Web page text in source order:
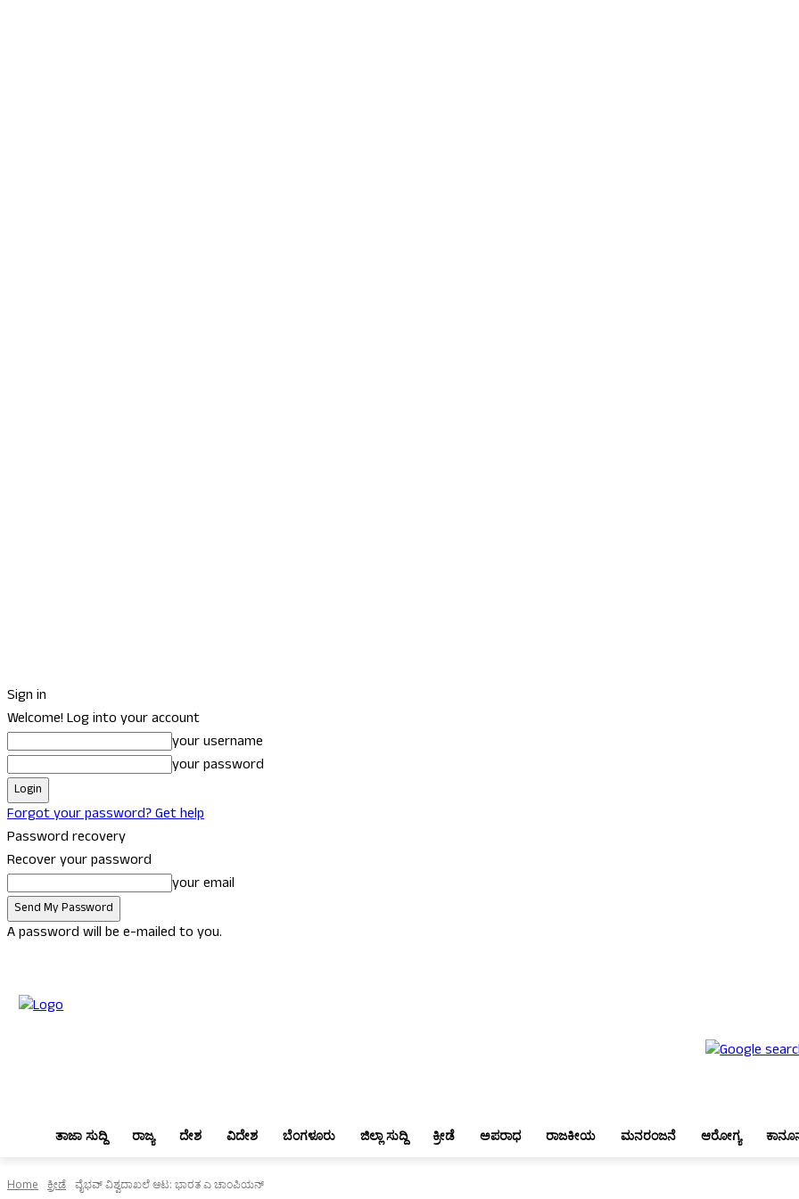
Sign in
Welcome! Log into your account
your username
your password
Forgot your password? Get help
Password recovery
Recover your password
your email
A password will be e-mailed to you.
ತಾಜಾ ಸುದ್ದಿ ರಾಜ್ಯ ದೇಶ ವಿದೇಶ ಬೆಂಗಳೂರು ಜಿಲ್ಲಾ ಸುದ್ದಿ ಕ್ರೀಡೆ ಅಪರಾಧ ರಾಜಕೀಯ ಮನರಂಜನೆ ಆರೋಗ್ಯ
Home ಕ್ರೀಡೆ ವೈಭವ್ ವಿಶ್ವದಾಖಲೆ ಆಟ: ಭಾರತ ಎ ಚಾಂಪಿಯನ್